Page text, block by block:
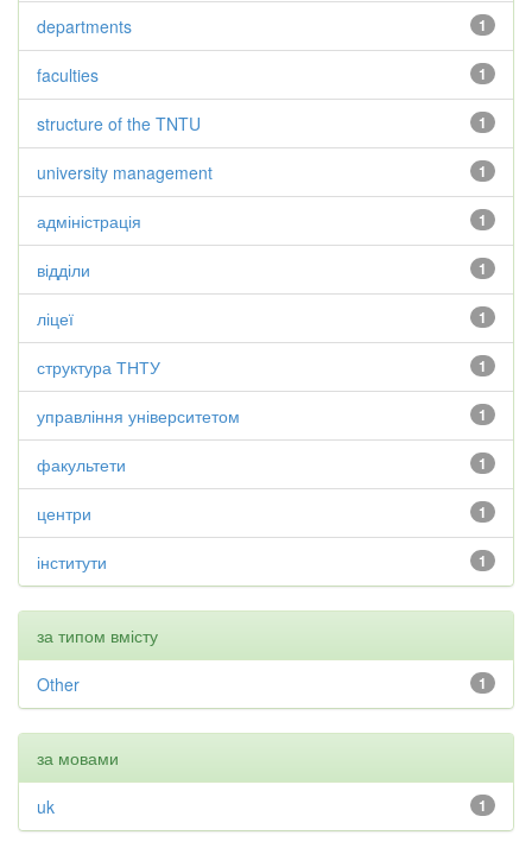
1
departments
1
faculties
1
structure of the TNTU
1
university management
1
адміністрація
1
відділи
1
ліцеї
1
структура ТНТУ
1
управління університетом
1
факультети
1
центри
1
інститути
за типом вмісту
1
Other
за мовами
1
uk